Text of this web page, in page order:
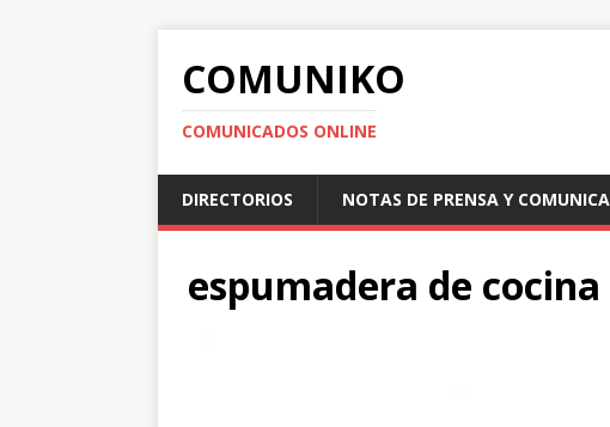
COMUNIKO
COMUNICADOS ONLINE
DIRECTORIOS NOTAS DE PRENSA Y
espumadera de cocina